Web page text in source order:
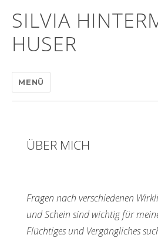
SILVIA
HUSER
MENÜ
ÜBER MICH
Fragen nach verschiedenen
und Schein sind wichtig für
Flüchtiges und Vergängliches